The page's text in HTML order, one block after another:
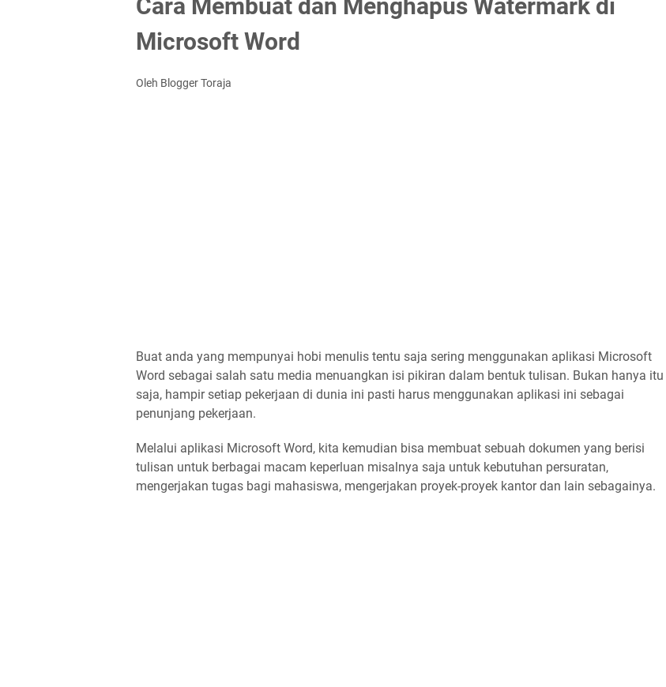
Cara Membuat dan Menghapus Watermark di
Microsoft Word
Oleh Blogger Toraja
Buat anda yang mempunyai hobi menulis tentu saja sering menggunakan aplikasi Microsoft
Word sebagai salah satu media menuangkan isi pikiran dalam bentuk tulisan. Bukan hanya itu
saja, hampir setiap pekerjaan di dunia ini pasti harus menggunakan aplikasi ini sebagai
penunjang pekerjaan.
Melalui aplikasi Microsoft Word, kita kemudian bisa membuat sebuah dokumen yang berisi
tulisan untuk berbagai macam keperluan misalnya saja untuk kebutuhan persuratan,
mengerjakan tugas bagi mahasiswa, mengerjakan proyek-proyek kantor dan lain sebagainya.